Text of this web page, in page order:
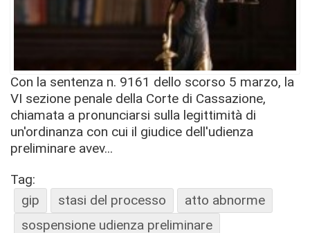
Con la sentenza n. 9161 dello scorso 5 marzo, la
VI sezione penale della Corte di Cassazione,
chiamata a pronunciarsi sulla legittimità di
un'ordinanza con cui il giudice dell'udienza
preliminare avev...
Tag:
gip
stasi del processo
atto abnorme
sospensione udienza preliminare